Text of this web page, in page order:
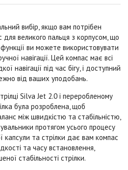
вибір, якщо вам потрібен
великого пальця з корпусом, що
ви можете використовувати
навігації. Цей компас має всі
навігації під час бігу, і доступний
від ваших уподобань.
Silva Jet 2.0 і переробленому
була розроблена, щоб
між швидкістю та стабільністю,
протягом усього процесу
капсули та стрілки дає вам компас
та часу встановлення,
стабільності стрілки.